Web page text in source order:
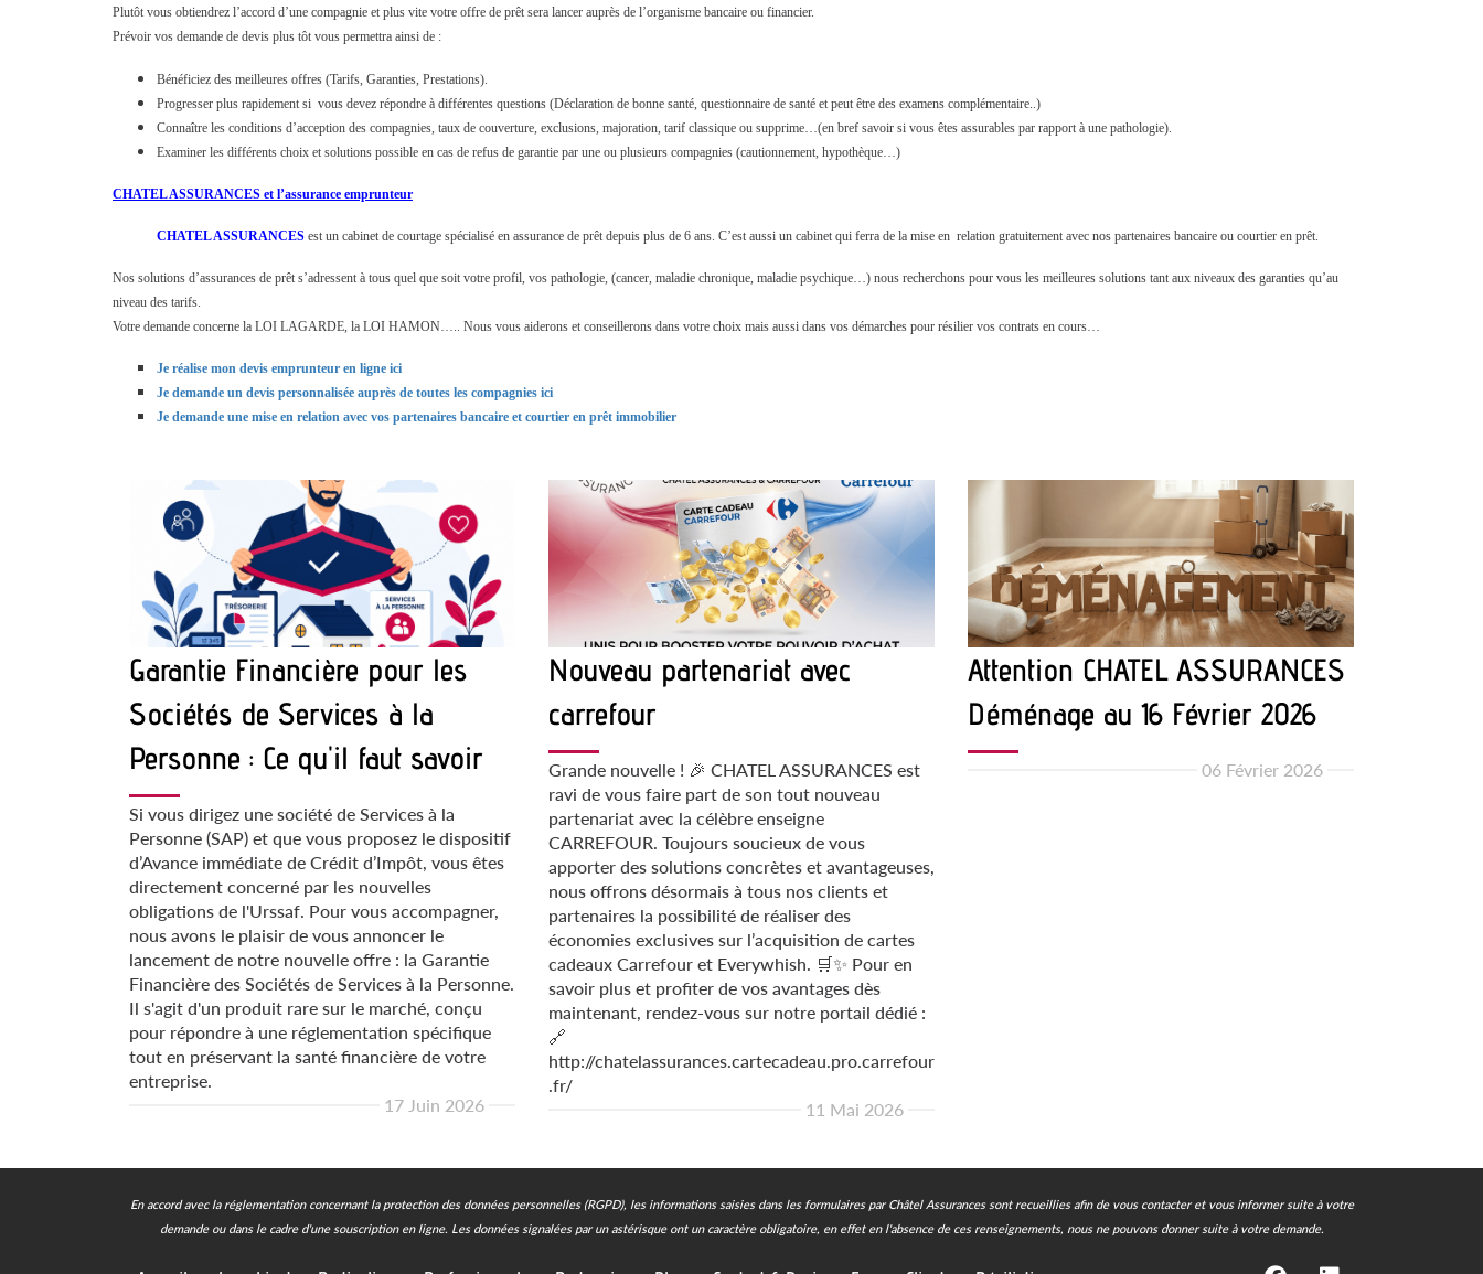
Plutôt vous obtiendrez l’accord d’une compagnie et plus vite votre offre de prêt sera lancer auprès de l’organisme bancaire ou financier.
Prévoir vos demande de devis plus tôt vous permettra ainsi de :
Bénéficiez des meilleures offres (Tarifs, Garanties, Prestations).
Progresser plus rapidement si vous devez répondre à différentes questions (Déclaration de bonne santé, questionnaire de santé et peut être des examens complémentaire..)
Connaître les conditions d’acception des compagnies, taux de couverture, exclusions, majoration, tarif classique ou supprime…(en bref savoir si vous êtes assurables par rapport à une pathologie).
Examiner les différents choix et solutions possible en cas de refus de garantie par une ou plusieurs compagnies (cautionnement, hypothèque…)
CHATEL ASSURANCES et l’assurance emprunteur
CHATEL ASSURANCES est un cabinet de courtage spécialisé en assurance de prêt depuis plus de 6 ans. C’est aussi un cabinet qui ferra de la mise en relation gratuitement avec nos partenaires bancaire ou courtier en prêt.
Nos solutions d’assurances de prêt s’adressent à tous quel que soit votre profil, vos pathologie, (cancer, maladie chronique, maladie psychique…) nous recherchons pour vous les meilleures solutions tant aux niveaux des garanties qu’au
niveau des tarifs.
Votre demande concerne la LOI LAGARDE, la LOI HAMON….. Nous vous aiderons et conseillerons dans votre choix mais aussi dans vos démarches pour résilier vos contrats en cours…
Je réalise mon devis emprunteur en ligne ici
Je demande un devis personnalisée auprès de toutes les compagnies ici
Je demande une mise en relation avec vos partenaires bancaire et courtier en prêt immobilier
Garantie Financière pour les
Sociétés de Services à la
Personne : Ce qu'il faut savoir
Si vous dirigez une société de Services à la
Personne (SAP) et que vous proposez le dispositif
d’Avance immédiate de Crédit d’Impôt, vous êtes
directement concerné par les nouvelles
obligations de l'Urssaf. Pour vous accompagner,
nous avons le plaisir de vous annoncer le
lancement de notre nouvelle offre : la Garantie
Financière des Sociétés de Services à la Personne.
Il s'agit d'un produit rare sur le marché, conçu
pour répondre à une réglementation spécifique
tout en préservant la santé financière de votre
entreprise.
17 Juin 2026
Nouveau partenariat avec
carrefour
Grande nouvelle ! 🎉 CHATEL ASSURANCES est
ravi de vous faire part de son tout nouveau
partenariat avec la célèbre enseigne
CARREFOUR. Toujours soucieux de vous
apporter des solutions concrètes et avantageuses,
nous offrons désormais à tous nos clients et
partenaires la possibilité de réaliser des
économies exclusives sur l’acquisition de cartes
cadeaux Carrefour et Everywhish. 🛒✨ Pour en
savoir plus et profiter de vos avantages dès
maintenant, rendez-vous sur notre portail dédié :
🔗
http://chatelassurances.cartecadeau.pro.carrefour
.fr/
11 Mai 2026
Attention CHATEL ASSURANCES
Déménage au 16 Février 2026
06 Février 2026
En accord avec la réglementation concernant la protection des données personnelles (RGPD), les informations saisies dans les formulaires par Châtel Assurances sont recueillies afin de vous contacter et vous informer suite à votre
demande ou dans le cadre d'une souscription en ligne. Les données signalées par un astérisque ont un caractère obligatoire, en effet en l'absence de ces renseignements, nous ne pouvons donner suite à votre demande.